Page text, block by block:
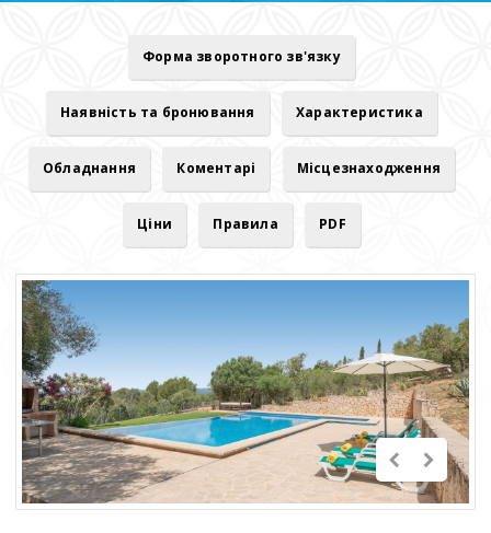
Форма зворотного зв'язку
Наявність та бронювання Характеристика
Обладнання Коментарі Місцезнаходження
Ціни Правила PDF